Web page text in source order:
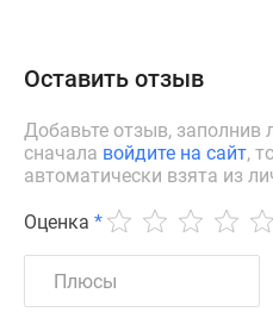
Оставить отзыв
Добавьте отзыв, заполнив
сначала войдите на сайт,
автоматически взята из
Оценка *